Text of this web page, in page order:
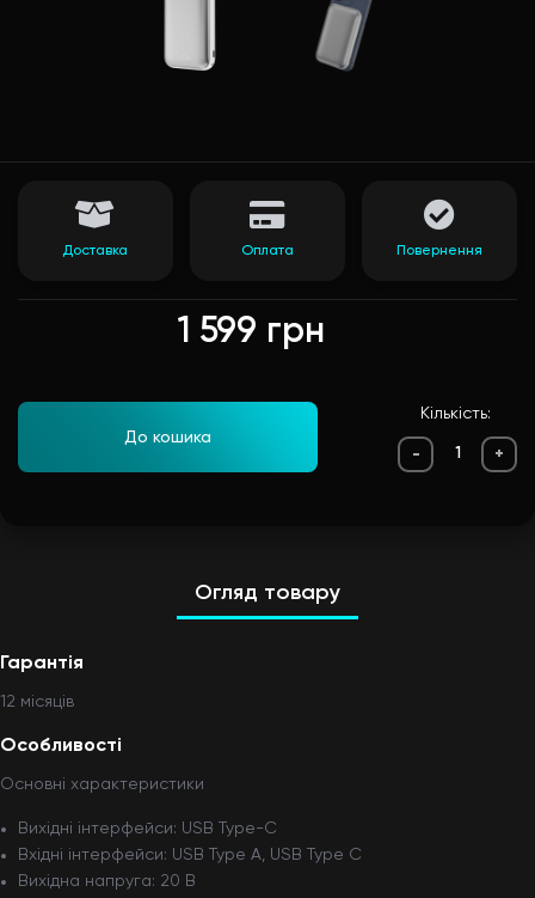
1 599 грн
До кошика
Кількість:
- +
Доставка Оплата Повернення
Огляд товару
Гарантія
12 мiсяцiв
Особливості
Основні характеристики
Вихідні інтерфейси: USB Type-C
Вхідні інтерфейси: USB Type A, USB Type C
Вихідна напруга: 20 В